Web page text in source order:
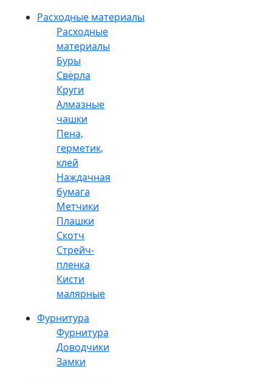
Расходные материалы
Расходные
материалы
Буры
Свёрла
Круги
Алмазные
чашки
Пена,
герметик,
клей
Наждачная
бумага
Метчики
Плашки
Скотч
Стрейч-
пленка
Кисти
малярные
Фурнитура
Фурнитура
Доводчики
Замки